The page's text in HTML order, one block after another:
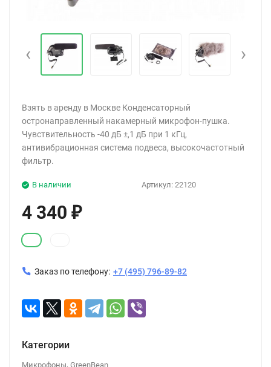
‹ ›
Взять в аренду в Москве Конденсаторный
остронаправленный накамерный микрофон-пушка.
Чувствительность -40 дБ ±,1 дБ при 1 кГц,
антивибрационная система подвеса, высокочастотный
фильтр.
Артикул: 22120
В наличии
4 340 ₽
Заказ по телефону: +7 (495) 796-89-82
Категории
Микрофоны, GreenBean